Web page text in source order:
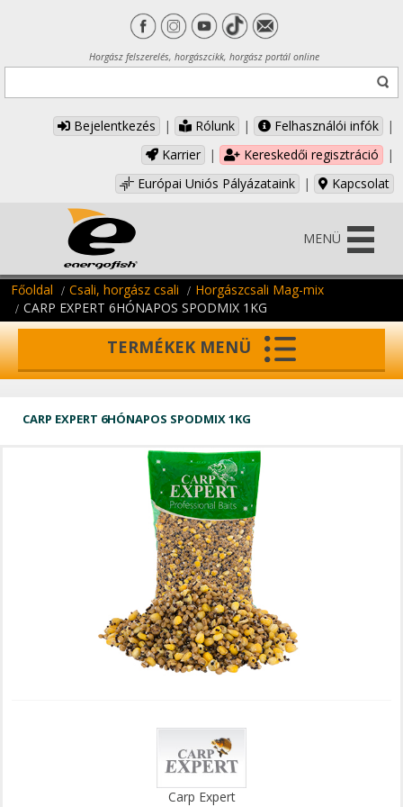
Horgász felszerelés, horgászcikk, horgász portál online
Bejelentkezés | Rólunk | Felhasználói infók
|
Karrier
| Kereskedői regisztráció
|
Európai Uniós Pályázataink
| Kapcsolat
MENÜ
Főoldal Csali, horgász csali
Horgászcsali Mag-mix
CARP EXPERT 6HÓNAPOS SPODMIX 1KG
TERMÉKEK MENÜ
CARP EXPERT 6HÓNAPOS SPODMIX 1KG
Carp Expert